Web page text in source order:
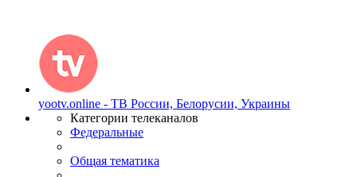
yootv.online - ТВ России, Белорусии, Украины
Категории телеканалов
Федеральные
Общая тематика